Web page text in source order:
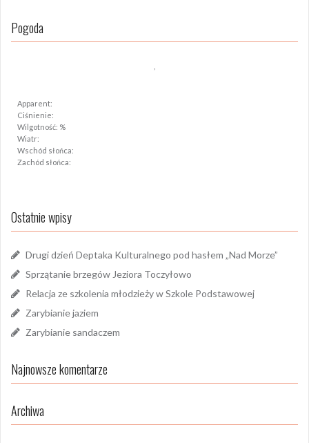
Pogoda
Apparent:
Ciśnienie:
Wilgotność: %
Wiatr:
Wschód słońca:
Zachód słońca:
Ostatnie wpisy
Drugi dzień Deptaka Kulturalnego pod hasłem „Nad Morze”
Sprzątanie brzegów Jeziora Toczyłowo
Relacja ze szkolenia młodzieży w Szkole Podstawowej
Zarybianie jaziem
Zarybianie sandaczem
Najnowsze komentarze
Archiwa